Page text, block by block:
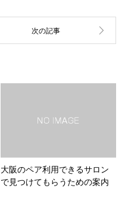
大阪のペア利用できるサロン
で見つけてもらうための案内